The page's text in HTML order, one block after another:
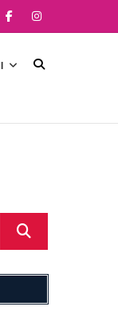
FacebookInstagram
Pretraži